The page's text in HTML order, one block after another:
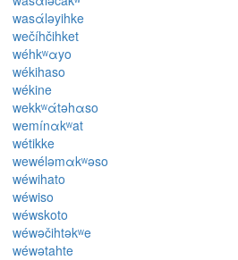
wasάləyihke
wečíhčihket
wéhkʷαyo
wékihaso
wékine
wekkʷάtəhαso
wemínαkʷat
wétikke
wewéləmαkʷəso
wéwihato
wéwiso
wéwskoto
wéwəčihtəkʷe
wéwətahte